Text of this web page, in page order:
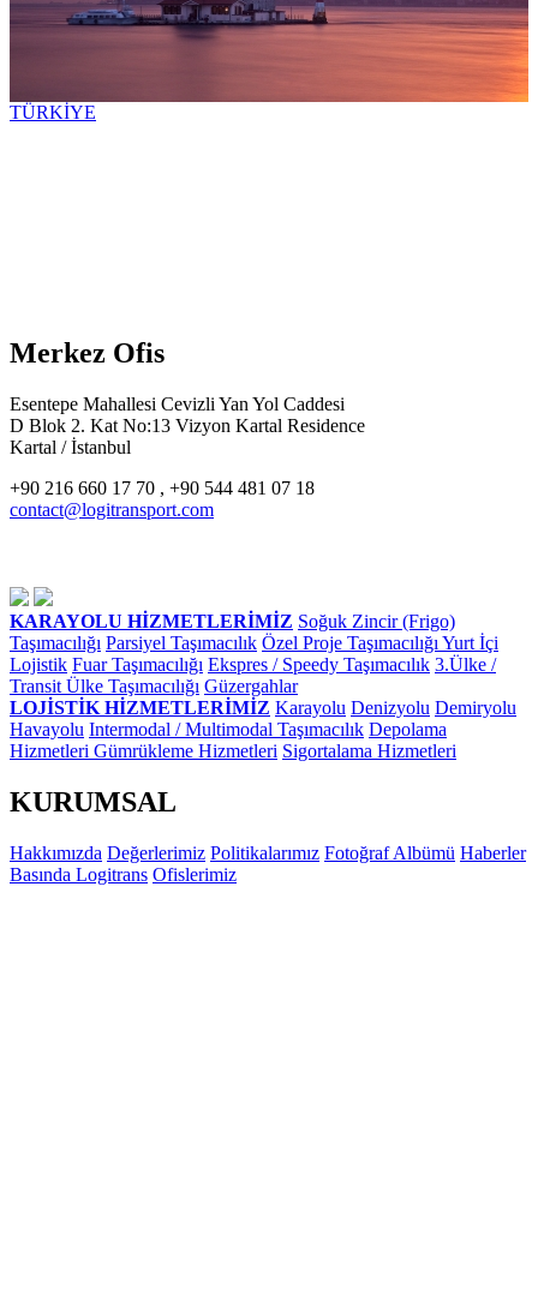
TÜRKİYE
Merkez Ofis
Esentepe Mahallesi Cevizli Yan Yol Caddesi
D Blok 2. Kat No:13 Vizyon Kartal Residence
Kartal / İstanbul
+90 216 660 17 70 , +90 544 481 07 18
contact@logitransport.com
KARAYOLU HİZMETLERİMİZ Soğuk Zincir (Frigo)
Taşımacılığı Parsiyel Taşımacılık Özel Proje Taşımacılığı Yurt İçi
Lojistik Fuar Taşımacılığı Ekspres / Speedy Taşımacılık 3.Ülke /
Transit Ülke Taşımacılığı Güzergahlar
LOJİSTİK HİZMETLERİMİZ Karayolu Denizyolu Demiryolu
Havayolu Intermodal / Multimodal Taşımacılık Depolama
Hizmetleri Gümrükleme Hizmetleri Sigortalama Hizmetleri
KURUMSAL
Hakkımızda Değerlerimiz Politikalarımız Fotoğraf Albümü Haberler
Basında Logitrans Ofislerimiz